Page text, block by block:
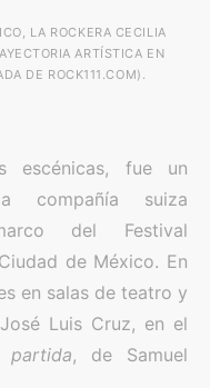
LA ROCKERA CECILIA
ARTÍSTICA EN
DE ROCK111.COM).
fue un
compañía suiza
del Festival
de México. En
en salas de teatro y
Luis Cruz, en el
partida, de Samuel